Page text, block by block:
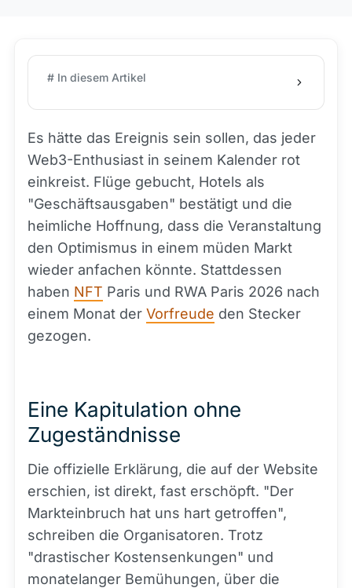
# In diesem Artikel
Es hätte das Ereignis sein sollen, das jeder
Web3-Enthusiast in seinem Kalender rot
einkreist. Flüge gebucht, Hotels als
"Geschäftsausgaben" bestätigt und die
heimliche Hoffnung, dass die Veranstaltung
den Optimismus in einem müden Markt
wieder anfachen könnte. Stattdessen
haben NFT Paris und RWA Paris 2026 nach
einem Monat der Vorfreude den Stecker
gezogen.
Eine Kapitulation ohne
Zugeständnisse
Die offizielle Erklärung, die auf der Website
erschien, ist direkt, fast erschöpft. "Der
Markteinbruch hat uns hart getroffen",
schreiben die Organisatoren. Trotz
"drastischer Kostensenkungen" und
monatelanger Bemühungen, über die